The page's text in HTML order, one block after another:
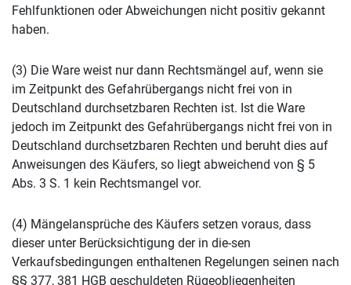
Fehlfunktionen oder Abweichungen nicht positiv gekannt
haben.
(3) Die Ware weist nur dann Rechtsmängel auf, wenn sie
im Zeitpunkt des Gefahrübergangs nicht frei von in
Deutschland durchsetzbaren Rechten ist. Ist die Ware
jedoch im Zeitpunkt des Gefahrübergangs nicht frei von in
Deutschland durchsetzbaren Rechten und beruht dies auf
Anweisungen des Käufers, so liegt abweichend von § 5
Abs. 3 S. 1 kein Rechtsmangel vor.
(4) Mängelansprüche des Käufers setzen voraus, dass
dieser unter Berücksichtigung der in die-sen
Verkaufsbedingungen enthaltenen Regelungen seinen nach
§§ 377, 381 HGB geschuldeten Rügeobliegenheiten